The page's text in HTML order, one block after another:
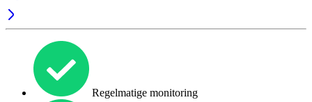
Regelmatige monitoring